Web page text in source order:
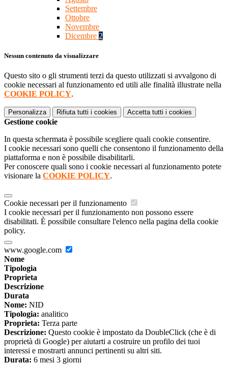
Settembre
Ottobre
Novembre
Dicembre 2
Nessun contenuto da visualizzare
Questo sito o gli strumenti terzi da questo utilizzati si avvalgono di
cookie necessari al funzionamento ed utili alle finalità illustrate nella
COOKIE POLICY.
Personalizza Rifiuta tutti i cookies Accetta tutti i cookies
Gestione cookie
In questa schermata è possibile scegliere quali cookie consentire.
I cookie necessari sono quelli che consentono il funzionamento della
piattaforma e non è possibile disabilitarli.
Per conoscere quali sono i cookie necessari al funzionamento potete
visionare la COOKIE POLICY.
Cookie necessari per il funzionamento
I cookie necessari per il funzionamento non possono essere
disabilitati. È possibile consultare l'elenco nella pagina della cookie
policy.
www.google.com
Nome
Tipologia
Proprieta
Descrizione
Durata
Nome: NID
Tipologia: analitico
Proprieta: Terza parte
Descrizione: Questo cookie è impostato da DoubleClick (che è di
proprietà di Google) per aiutarti a costruire un profilo dei tuoi
interessi e mostrarti annunci pertinenti su altri siti.
Durata: 6 mesi 3 giorni